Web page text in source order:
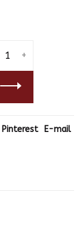
+
Pinterest E-mail